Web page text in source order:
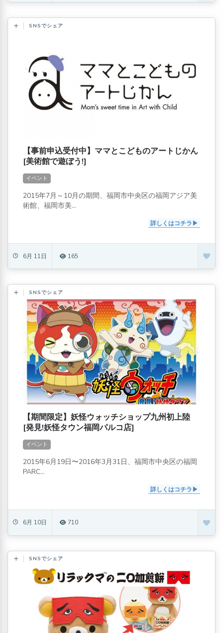
SNSでシェア
【事前申込受付中】ママとこどものアートじかん
[美術館で遊ぼう!]
イベント
2015年7月～10月の期間、福岡市中央区の福岡アジア美
術館、福岡市美...
詳しくはコチラ
6月 11日 165
SNSでシェア
【期間限定】妖怪ウォッチショップ九州初上陸
[発見!妖怪タウン福岡パルコ店]
イベント
2015年6月19日〜2016年3月31日、福岡市中央区の福岡
PARC...
詳しくはコチラ
6月 10日 710
SNSでシェア